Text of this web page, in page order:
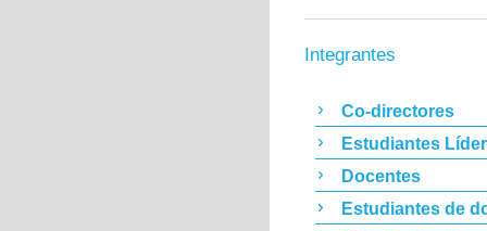
Integrantes
Co-directores
Estudiantes
Docentes
Estudiantes de